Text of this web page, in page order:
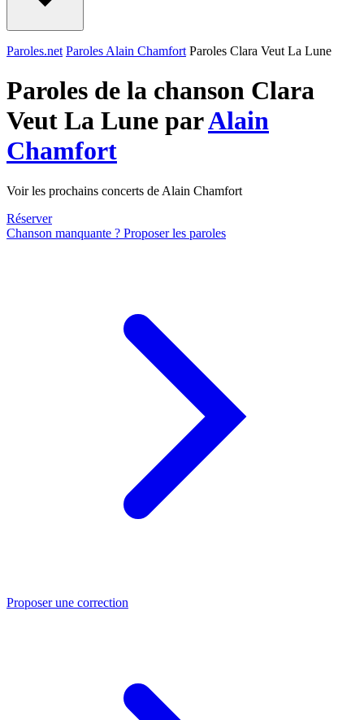
Paroles.net Paroles Alain Chamfort Paroles Clara Veut La Lune
Paroles de la chanson Clara
Veut La Lune parAlain
Chamfort
Voir les prochains concerts de Alain Chamfort
Réserver
Chanson manquante ? Proposer les paroles
Proposer une correction